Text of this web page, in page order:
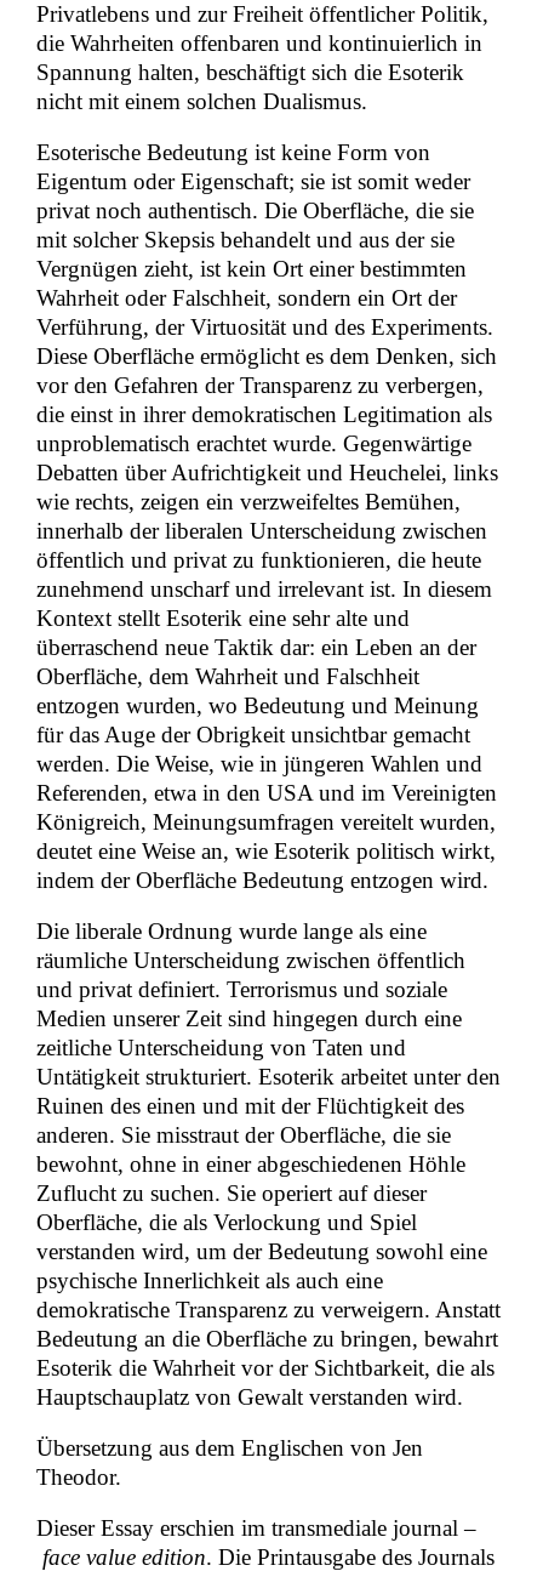
Privatlebens und zur Freiheit öffentlicher Politik,
die Wahrheiten offenbaren und kontinuierlich in
Spannung halten, beschäftigt sich die Esoterik
nicht mit einem solchen Dualismus.
Esoterische Bedeutung ist keine Form von
Eigentum oder Eigenschaft; sie ist somit weder
privat noch authentisch. Die Oberfläche, die sie
mit solcher Skepsis behandelt und aus der sie
Vergnügen zieht, ist kein Ort einer bestimmten
Wahrheit oder Falschheit, sondern ein Ort der
Verführung, der Virtuosität und des Experiments.
Diese Oberfläche ermöglicht es dem Denken, sich
vor den Gefahren der Transparenz zu verbergen,
die einst in ihrer demokratischen Legitimation als
unproblematisch erachtet wurde. Gegenwärtige
Debatten über Aufrichtigkeit und Heuchelei, links
wie rechts, zeigen ein verzweifeltes Bemühen,
innerhalb der liberalen Unterscheidung zwischen
öffentlich und privat zu funktionieren, die heute
zunehmend unscharf und irrelevant ist. In diesem
Kontext stellt Esoterik eine sehr alte und
überraschend neue Taktik dar: ein Leben an der
Oberfläche, dem Wahrheit und Falschheit
entzogen wurden, wo Bedeutung und Meinung
für das Auge der Obrigkeit unsichtbar gemacht
werden. Die Weise, wie in jüngeren Wahlen und
Referenden, etwa in den USA und im Vereinigten
Königreich, Meinungsumfragen vereitelt wurden,
deutet eine Weise an, wie Esoterik politisch wirkt,
indem der Oberfläche Bedeutung entzogen wird.
Die liberale Ordnung wurde lange als eine
räumliche Unterscheidung zwischen öffentlich
und privat definiert. Terrorismus und soziale
Medien unserer Zeit sind hingegen durch eine
zeitliche Unterscheidung von Taten und
Untätigkeit strukturiert. Esoterik arbeitet unter den
Ruinen des einen und mit der Flüchtigkeit des
anderen. Sie misstraut der Oberfläche, die sie
bewohnt, ohne in einer abgeschiedenen Höhle
Zuflucht zu suchen. Sie operiert auf dieser
Oberfläche, die als Verlockung und Spiel
verstanden wird, um der Bedeutung sowohl eine
psychische Innerlichkeit als auch eine
demokratische Transparenz zu verweigern. Anstatt
Bedeutung an die Oberfläche zu bringen, bewahrt
Esoterik die Wahrheit vor der Sichtbarkeit, die als
Hauptschauplatz von Gewalt verstanden wird.
Übersetzung aus dem Englischen von Jen
Theodor.
Dieser Essay erschien im transmediale journal –
face value edition. Die Printausgabe des Journals